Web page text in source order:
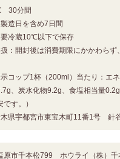
30分間
造日を含め7日間
冷蔵10℃以下で保存
：開封後は消費期限にかかわらず
コップ1杯（200ml）当たり：エ
、炭水化物9.2g、食塩相当量
す。）
県宇都宮市東宝木町11番1号 針谷
原市千本松799 ホウライ（株）千